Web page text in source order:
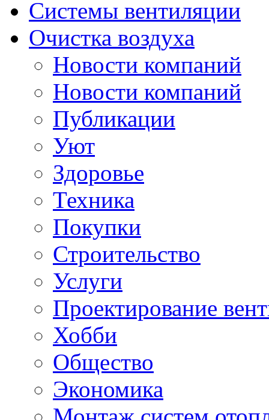
Системы вентиляции
Очистка воздуха
Новости компаний
Новости компаний
Публикации
Уют
Здоровье
Техника
Покупки
Строительство
Услуги
Проектирование
Хобби
Общество
Экономика